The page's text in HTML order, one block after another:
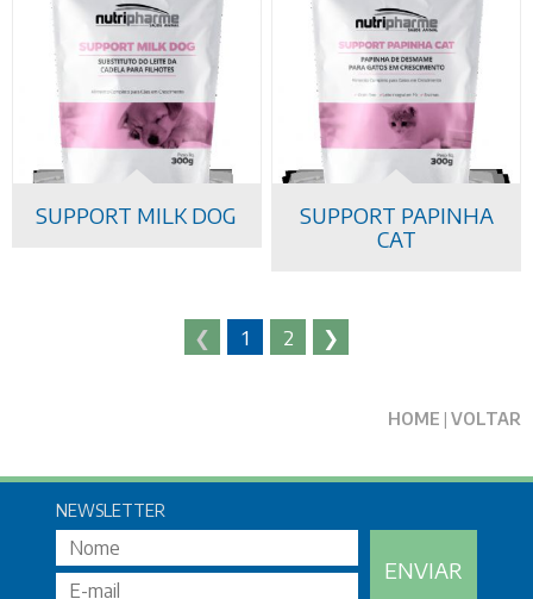
SUPPORT MILK DOG
SUPPORT PAPINHA
CAT
❮ 1 2 ❯
HOME VOLTAR
NEWSLETTER